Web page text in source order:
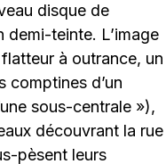
disque de
demi-teinte. L’image
à outrance, un
comptines d’un
sous-centrale »),
découvrant la rue
pèsent leurs